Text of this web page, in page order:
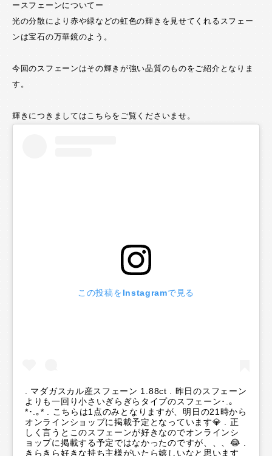
ースフェーンについてー
光の分散により赤や緑などの虹色の輝きを見せてくれるスフェー
ンは宝石の万華鏡のよう。
今回のスフェーンはその輝きが強い品質のものをご紹介となりま
す。
輝きにつきましてはこちらをご覧くださいませ。
この投稿をInstagramで見る
. マダガスカル産スフェーン 1.88ct . 昨日のスフェーン
よりも一回り小さいぎらぎらタイプのスフェーン･.｡
*･.｡* . こちらは1点のみとなりますが、明日の21時から
オンラインショップに掲載予定となっています💎 . 正
しく言うとこのスフェーンが好きなのでオンラインシ
ョップに掲載する予定ではなかったのですが、、、😂 .
きらきら好きな持ち主様がいたら嬉しいなと思います